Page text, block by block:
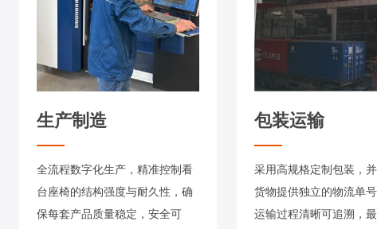
生产制造
全流程数字化生产，精准控制看
台座椅的结构强度与耐久性，确
保每套产品质量稳定，安全可
包装运输
采用高规格定制包装，
货物提供独立的物流单
运输过程清晰可追溯，